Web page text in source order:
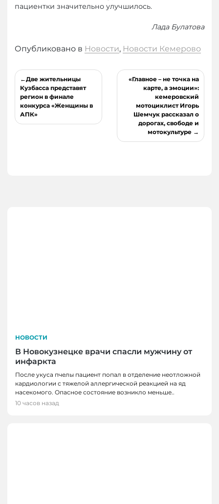
пациентки значительно улучшилось.
Лада Булатова
Опубликовано в Новости, Новости Кемерово
Навигация
по
записям
Две жительницы
Кузбасса представят
регион в финале
конкурса «Женщины в
АПК»
«Главное – не точка на
карте, а эмоции»:
кемеровский
мотоциклист Игорь
Шемчук рассказал о
дорогах, свободе и
мотокультуре
НОВОСТИ
В Новокузнецке врачи спасли мужчину от
инфаркта
После укуса пчелы пациент попал в отделение неотложной
кардиологии с тяжелой аллергической реакцией на яд
насекомого. Опасное состояние возникло меньше..
10 часов назад